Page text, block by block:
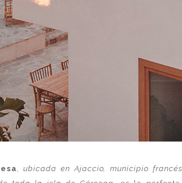
ubicada en Ajaccio, municipio